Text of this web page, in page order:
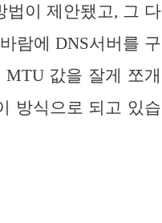
법이 제안됐고, 그 다
람에 DNS서버를 구
값을 잘게 쪼개
방식으로 되고 있습